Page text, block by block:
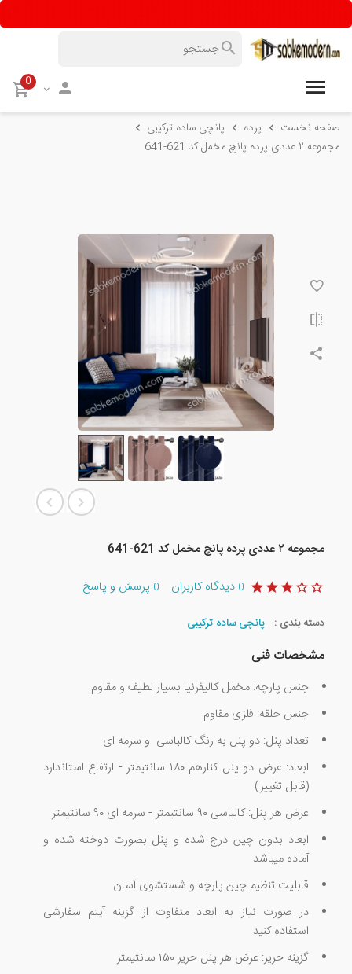
0
صفحه نخست پرده
پانچی ساده ترکیبی
مجموعه ۲ عددی پرده پانچ مخمل کد 621-641
مجموعه ۲ عددی پرده پانچ مخمل کد 621-641
0 دیدگاه کاربران 0 پرسش و پاسخ
دسته بندی : پانچی ساده ترکیبی
مشخصات فنی
جنس پارچه: مخمل کالیفرنیا بسیار لطیف و مقاوم
جنس حلقه: فلزی مقاوم
تعداد پنل: دو پنل به رنگ کالباسی و سرمه ای
ابعاد: عرض دو پنل کنارهم ۱۸۰ سانتیمتر - ارتفاع استاندارد
(قابل تغییر)
عرض هر پنل: کالباسی ۹۰ سانتیمتر - سرمه ای ۹۰ سانتیمتر
ابعاد بدون چین درج شده و پنل بصورت دوخته شده و
آماده میباشد
قابلیت تنظیم چین پارچه و شستشوی آسان
در صورت نیاز به ابعاد متفاوت از گزینه آیتم سفارشی
استفاده کنید
گزینه حریر: عرض هر پنل حریر ۱۵۰ سانتیمتر